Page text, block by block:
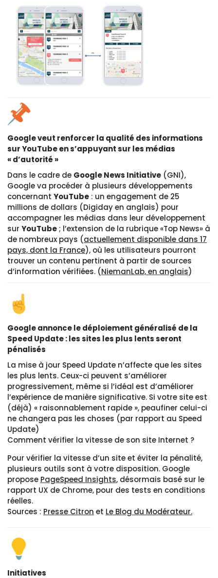
Google veut renforcer la qualité des informations
sur YouTube en s’appuyant sur les médias
« d’autorité »
Dans le cadre de Google News Initiative (GNI),
Google va procéder à plusieurs développements
concernant YouTube : un engagement de 25
millions de dollars (Digiday en anglais) pour
accompagner les médias dans leur développement
sur YouTube ; l’extension de la rubrique «Top News» à
de nombreux pays (actuellement disponible dans 17
pays, dont la France), où les utilisateurs pourront
trouver un contenu pertinent à partir de sources
d’information vérifiées. (NiemanLab, en anglais)
Google annonce le déploiement généralisé de la
Speed Update : les sites les plus lents seront
pénalisés
La mise à jour Speed Update n’affecte que les sites
les plus lents. Ceux-ci peuvent s’améliorer
progressivement, même si l’idéal est d’améliorer
l’expérience de manière significative. Si votre site est
(déjà) « raisonnablement rapide », peaufiner celui-ci
ne changera pas les choses (par rapport au Speed
Update)
Comment vérifier la vitesse de son site Internet ?
Pour vérifier la vitesse d’un site et éviter la pénalité,
plusieurs outils sont à votre disposition. Google
propose PageSpeed Insights, désormais basé sur le
rapport UX de Chrome, pour des tests en conditions
réelles.
Sources : Presse Citron et Le Blog du Modérateur.
Initiatives